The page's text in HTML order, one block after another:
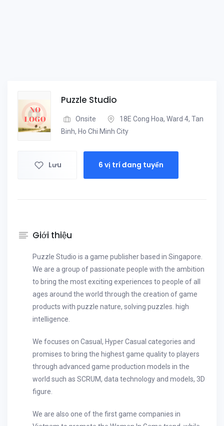
Puzzle Studio
Onsite
18E Cong Hoa, Ward 4, Tan
Binh, Ho Chi Minh City
Lưu 6 vị trí đang tuyển
Giới thiệu
Puzzle Studio is a game publisher based in Singapore.
We are a group of passionate people with the ambition
to bring the most exciting experiences to people of all
ages around the world through the creation of game
products with puzzle nature, solving puzzles. high
intelligence.
We focuses on Casual, Hyper Casual categories and
promises to bring the highest game quality to players
through advanced game production models in the
world such as SCRUM, data technology and models, 3D
figure.
We are also one of the first game companies in